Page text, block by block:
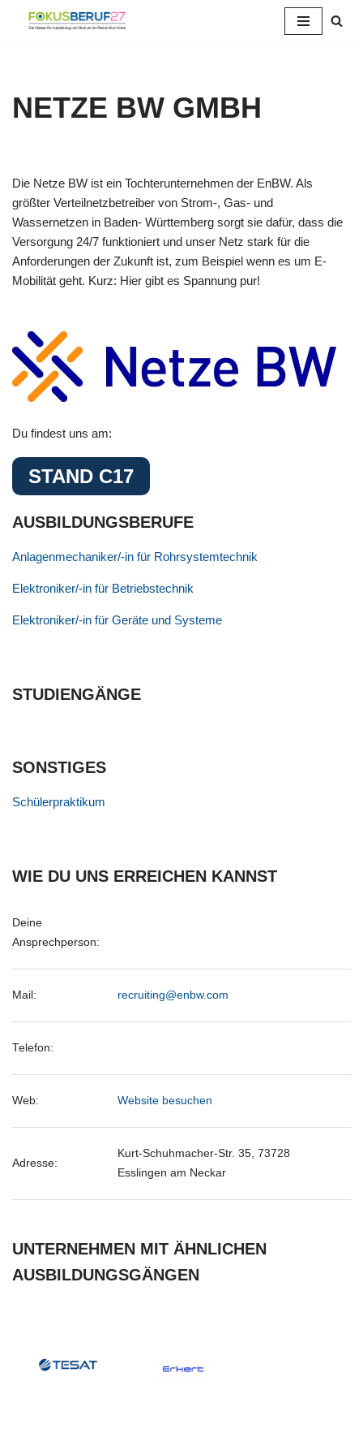
NETZE BW GMBH
Die Netze BW ist ein Tochterunternehmen der EnBW. Als
größter Verteilnetzbetreiber von Strom-, Gas- und
Wassernetzen in Baden- Württemberg sorgt sie dafür, dass die
Versorgung 24/7 funktioniert und unser Netz stark für die
Anforderungen der Zukunft ist, zum Beispiel wenn es um E-
Mobilität geht. Kurz: Hier gibt es Spannung pur!
Du findest uns am:
STAND C17
AUSBILDUNGSBERUFE
Anlagenmechaniker/-in für Rohrsystemtechnik
Elektroniker/-in für Betriebstechnik
Elektroniker/-in für Geräte und Systeme
STUDIENGÄNGE
SONSTIGES
Schülerpraktikum
WIE DU UNS ERREICHEN KANNST
Deine
Ansprechperson:
Mail: recruiting@enbw.com
Telefon:
Web: Website besuchen
Adresse:
Kurt-Schuhmacher-Str. 35, 73728
Esslingen am Neckar
UNTERNEHMEN MIT ÄHNLICHEN
AUSBILDUNGSGÄNGEN